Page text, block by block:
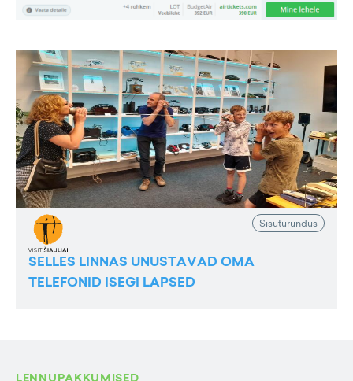
Sisuturundus
SELLES LINNAS UNUSTAVAD OMA
TELEFONID ISEGI LAPSED
LENNUPAKKUMISED